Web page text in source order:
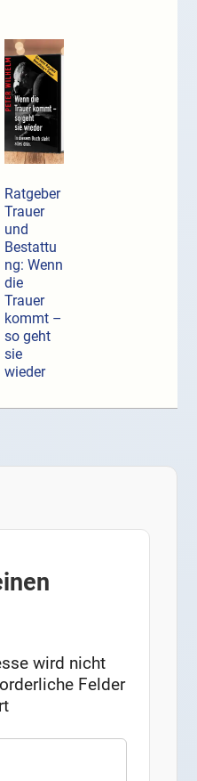
Ratgeber
Trauer
und
Bestattu
ng: Wenn
die
Trauer
kommt –
so geht
sie
wieder
wird nicht
Felder